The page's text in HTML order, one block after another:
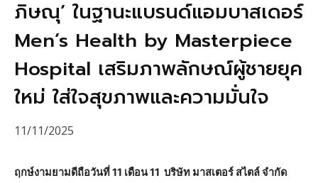
ภิษณุ’ ในฐานะแบรนด์แอมบาสเดอร์
Men’s Health by Masterpiece
Hospital เสริมภาพลักษณ์ผู้ชายยุค
ใหม่ ใส่ใจสุขภาพและความมั่นใจ
11/11/2025
ฤกษ์งามยามดีถือวันที่ 11 เดือน 11 บริษัท มาสเตอร์ สไตล์ จำกัด